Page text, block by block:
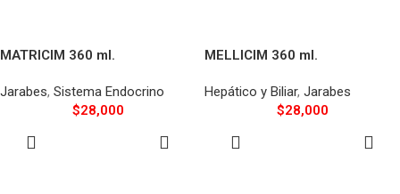
MATRICIM 360 ml.
Jarabes, Sistema Endocrino
$28,000
MELLICIM 360 ml.
Hepático y Biliar, Jarabes
$28,000